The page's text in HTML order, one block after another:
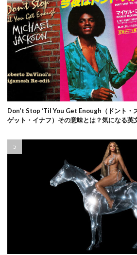
Don’t Stop ‘Til You Get Enough（ドント・
ゲット・イナフ）その意味とは？気になる英